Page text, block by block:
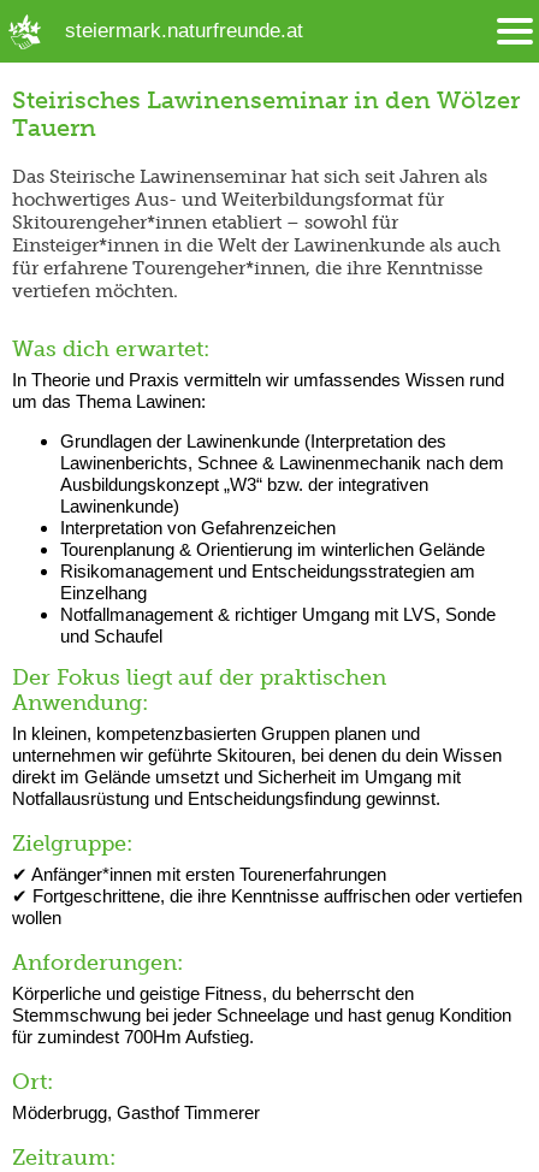
steiermark.naturfreunde.at
Steirisches Lawinenseminar in den Wölzer
Tauern
Das Steirische Lawinenseminar hat sich seit Jahren als
hochwertiges Aus- und Weiterbildungsformat für
Skitourengeher*innen etabliert – sowohl für
Einsteiger*innen in die Welt der Lawinenkunde als auch
für erfahrene Tourengeher*innen, die ihre Kenntnisse
vertiefen möchten.
Was dich erwartet:
In Theorie und Praxis vermitteln wir umfassendes Wissen rund
um das Thema Lawinen:
Grundlagen der Lawinenkunde (Interpretation des
Lawinenberichts, Schnee & Lawinenmechanik nach dem
Ausbildungskonzept „W3“ bzw. der integrativen
Lawinenkunde)
Interpretation von Gefahrenzeichen
Tourenplanung & Orientierung im winterlichen Gelände
Risikomanagement und Entscheidungsstrategien am
Einzelhang
Notfallmanagement & richtiger Umgang mit LVS, Sonde
und Schaufel
Der Fokus liegt auf der praktischen
Anwendung:
In kleinen, kompetenzbasierten Gruppen planen und
unternehmen wir geführte Skitouren, bei denen du dein Wissen
direkt im Gelände umsetzt und Sicherheit im Umgang mit
Notfallausrüstung und Entscheidungsfindung gewinnst.
Zielgruppe:
✔ Anfänger*innen mit ersten Tourenerfahrungen
✔ Fortgeschrittene, die ihre Kenntnisse auffrischen oder vertiefen
wollen
Anforderungen:
Körperliche und geistige Fitness, du beherrscht den
Stemmschwung bei jeder Schneelage und hast genug Kondition
für zumindest 700Hm Aufstieg.
Ort:
Möderbrugg, Gasthof Timmerer
Zeitraum: